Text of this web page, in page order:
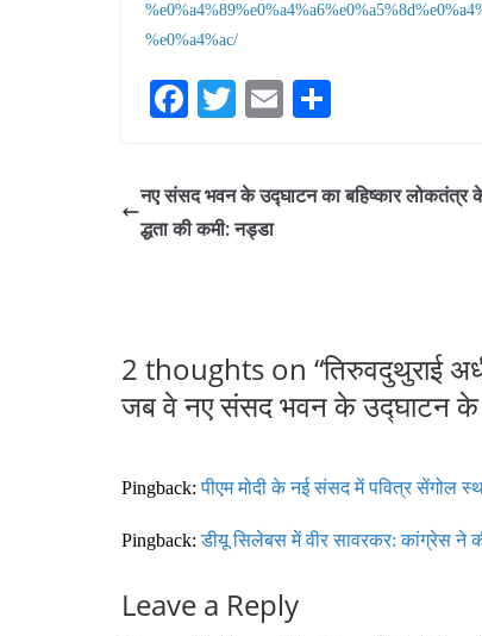
%e0%a4%ac/
Fa
ok
T
tte
r
E
re
नए संसद भवन के उद्घाटन का बहिष्कार लोकतंत्र
द्धता की कमी: नड्डा
2 thoughts on “तिरुवदुथुराई
जब वे नए संसद भवन के उद्घाटन के
Pingback:पीएम मोदी के नई संसद में पवित्र सेंगोल
Pingback:डीयू सिलेबस में वीर सावरकर: कांग्रेस ने
Leave a Reply